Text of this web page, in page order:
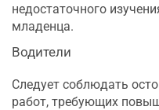
недостаточного
младенца.
Водители
Следует соблюдать
работ, требующих